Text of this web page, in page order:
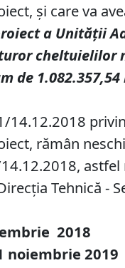
şi care va
a Unităţii
de
14.12.2018
rămân
Tehnică -
2018
noiembrie 2019